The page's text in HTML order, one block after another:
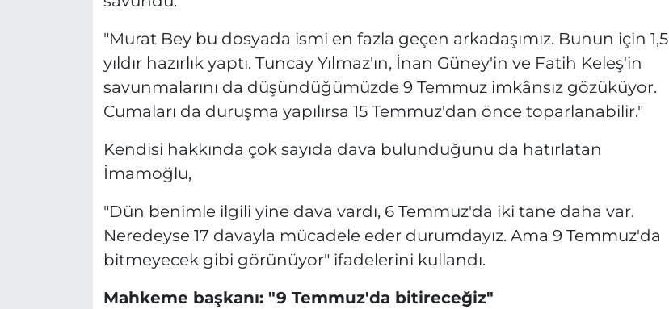
"Murat Bey bu dosyada ismi en fazla geçen arkadaşımız. Bunun için 1,5
yıldır hazırlık yaptı. Tuncay Yılmaz'ın, İnan Güney'in ve Fatih Keleş'in
savunmalarını da düşündüğümüzde 9 Temmuz imkânsız gözüküyor.
Cumaları da duruşma yapılırsa 15 Temmuz'dan önce toparlanabilir."
Kendisi hakkında çok sayıda dava bulunduğunu da hatırlatan
İmamoğlu,
"Dün benimle ilgili yine dava vardı, 6 Temmuz'da iki tane daha var.
Neredeyse 17 davayla mücadele eder durumdayız. Ama 9 Temmuz'da
bitmeyecek gibi görünüyor" ifadelerini kullandı.
Mahkeme başkanı: "9 Temmuz'da bitireceğiz"